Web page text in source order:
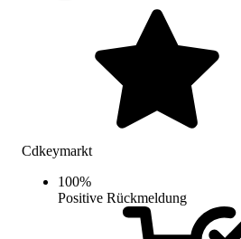
Cdkeymarkt
100%
Positive Rückmeldung